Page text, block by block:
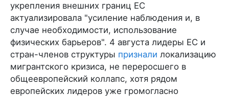
укрепления внешних границ ЕС
актуализировала "усиление наблюдения и, в
случае необходимости, использование
физических барьеров". 4 августа лидеры ЕС и
стран-членов структуры признали локализацию
мигрантского кризиса, не переросшего в
общеевропейский коллапс, хотя рядом
европейских лидеров уже громогласно